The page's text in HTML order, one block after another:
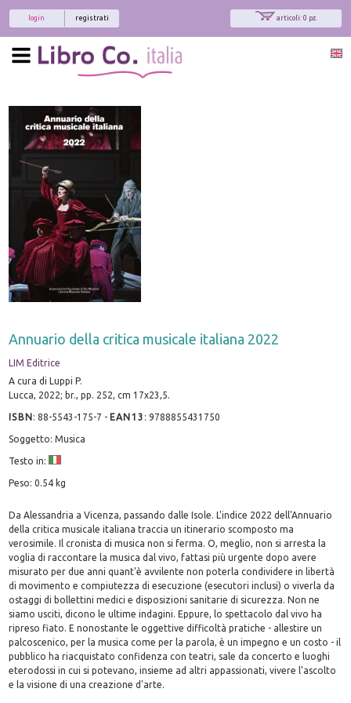
articoli: 0 pz.
registrati
login
Annuario della critica musicale italiana 2022
LIM Editrice
A cura di Luppi P.
Lucca, 2022; br., pp. 252, cm 17x23,5.
ISBN:88-5543-175-7 - EAN13 :9788855431750
Soggetto: Musica
Testo in:
Peso: 0.54 kg
Da Alessandria a Vicenza, passando dalle Isole. L'indice 2022 dell'Annuario
della critica musicale italiana traccia un itinerario scomposto ma
verosimile. Il cronista di musica non si ferma. O, meglio, non si arresta la
voglia di raccontare la musica dal vivo, fattasi più urgente dopo avere
misurato per due anni quant'è avvilente non poterla condividere in libertà
di movimento e compiutezza di esecuzione (esecutori inclusi) o viverla da
ostaggi di bollettini medici e disposizioni sanitarie di sicurezza. Non ne
siamo usciti, dicono le ultime indagini. Eppure, lo spettacolo dal vivo ha
ripreso fiato. E nonostante le oggettive difficoltà pratiche - allestire un
palcoscenico, per la musica come per la parola, è un impegno e un costo - il
pubblico ha riacquistato confidenza con teatri, sale da concerto e luoghi
eterodossi in cui si potevano, insieme ad altri appassionati, vivere l'ascolto
e la visione di una creazione d'arte.